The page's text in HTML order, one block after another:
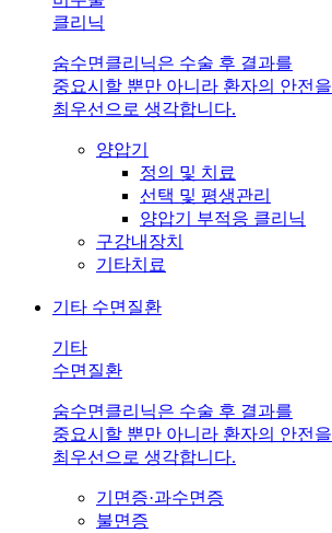
클리닉
숨수면클리닉은 수술 후 결과를
중요시할 뿐만 아니라 환자의 안전을
최우선으로 생각합니다.
양압기
정의 및 치료
선택 및 평생관리
양압기 부적응 클리닉
구강내장치
기타치료
기타 수면질환
기타
수면질환
숨수면클리닉은 수술 후 결과를
중요시할 뿐만 아니라 환자의 안전을
최우선으로 생각합니다.
기면증·과수면증
불면증